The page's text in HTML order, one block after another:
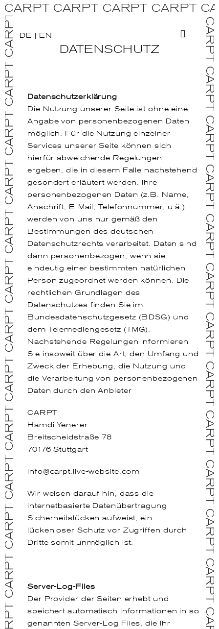
CARPT CARPT CARPT CARPT
DE | EN
DATENSCHUTZ
Datenschutzerklärung
Die Nutzung unserer Seite ist ohne eine
Angabe von personenbezogenen Daten
möglich. Für die Nutzung einzelner
Services unserer Seite können sich
hierfür abweichende Regelungen
ergeben, die in diesem Falle nachstehend
gesondert erläutert werden. Ihre
personenbezogenen Daten (z.B. Name,
Anschrift, E-Mail, Telefonnummer, u.ä.)
werden von uns nur gemäß den
Bestimmungen des deutschen
Datenschutzrechts verarbeitet. Daten sind
dann personenbezogen, wenn sie
eindeutig einer bestimmten natürlichen
Person zugeordnet werden können. Die
rechtlichen Grundlagen des
Datenschutzes finden Sie im
Bundesdatenschutzgesetz (BDSG) und
dem Telemediengesetz (TMG).
Nachstehende Regelungen informieren
Sie insoweit über die Art, den Umfang und
Zweck der Erhebung, die Nutzung und
die Verarbeitung von personenbezogenen
Daten durch den Anbieter
CARPT
Hamdi Yenerer
Breitscheidstraße 78
70176 Stuttgart
info@carpt.live-website.com
Wir weisen darauf hin, dass die
internetbasierte Datenübertragung
Sicherheitslücken aufweist, ein
lückenloser Schutz vor Zugriffen durch
Dritte somit unmöglich ist.
Server-Log-Files
Der Provider der Seiten erhebt und
speichert automatisch Informationen in so
genannten Server-Log Files, die Ihr